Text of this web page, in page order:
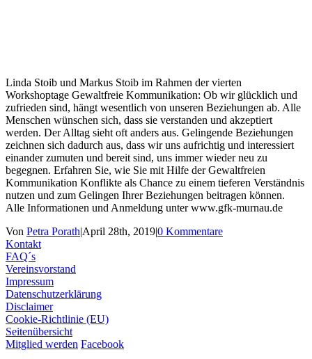
Linda Stoib und Markus Stoib im Rahmen der vierten
Workshoptage Gewaltfreie Kommunikation: Ob wir glücklich und
zufrieden sind, hängt wesentlich von unseren Beziehungen ab. Alle
Menschen wünschen sich, dass sie verstanden und akzeptiert
werden. Der Alltag sieht oft anders aus. Gelingende Beziehungen
zeichnen sich dadurch aus, dass wir uns aufrichtig und interessiert
einander zumuten und bereit sind, uns immer wieder neu zu
begegnen. Erfahren Sie, wie Sie mit Hilfe der Gewaltfreien
Kommunikation Konflikte als Chance zu einem tieferen Verständnis
nutzen und zum Gelingen Ihrer Beziehungen beitragen können.
Alle Informationen und Anmeldung unter www.gfk-murnau.de
Von Petra Porath|April 28th, 2019|0 Kommentare
Kontakt
FAQ´s
Vereinsvorstand
Impressum
Datenschutzerklärung
Disclaimer
Cookie-Richtlinie (EU)
Seitenübersicht
Mitglied werden Facebook